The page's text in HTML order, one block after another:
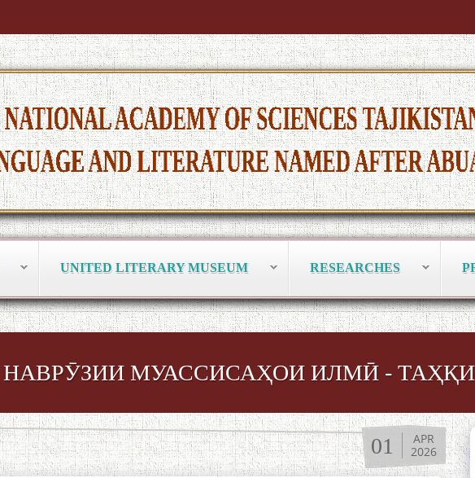
UNITED LITERARY MUSEUM RESEARCHES
НАВРӮЗИИ МУАССИСАҲОИ ИЛМӢ -
01
APR
2026